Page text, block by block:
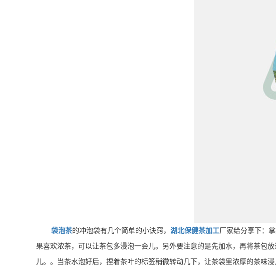
袋泡茶的冲泡袋有几个简单的小诀窍， 湖北保健茶加工厂家给分享下：
果喜欢浓茶，可以让茶包多浸泡一会儿。另外要注意的是先加水，再将茶包
儿。 。当茶水泡好后，捏着茶叶的标签稍微转动几下，让茶袋里浓厚的茶味